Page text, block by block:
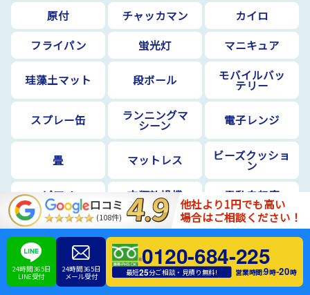
原付
チャッカマン
カイロ
フライパン
蛍光灯 マニキュア
珪藻土マット 段ボール モバイルバッ
テリー
スプレー缶 ランニングマ
シーン 電子レンジ
畳 マットレス ビーズクッショ
ン
ピアノ
衣類乾燥機
電動自転車
庭石
土
電化製品
扇風機
洗濯機
物干し竿
電子ピアノ・エ
座椅子 雛人形
口コミ
(108件)
他社より1円でも高い
場合はご相談ください！
24時間365日
LINE受付
24時間365日
メール受付
0120-684-225
最短25分ご相談・見積り無料! 営業時間:9時-20時